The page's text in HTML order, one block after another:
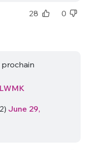
28 0
June 29,